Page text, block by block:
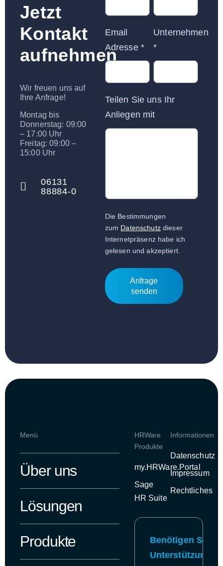
Jetzt
Kontakt
aufnehmen
Wir freuen uns auf
Ihre Anfrage!
Montag bis
Donnerstag: 09:00
– 17:00 Uhr
Freitag: 09:00 –
15:00 Uhr
06131
88884-0
Email
Adresse *
Unternehmen
*
Teilen Sie uns Ihr
Anliegen mit
Die Bestimmungen
zum Datenschutzdieser
Internetpräsenz habe ich
gelesen und akzeptiert.
Anfrage
senden
Menü
Über uns
Lösungen
Produkte
HRWare
Produkte
my.HRWare.Portal
Sage
HR Suite
Informationen
Datenschutz
Impressum
Rechtliches
Benötigen Sie
Unterstützung?